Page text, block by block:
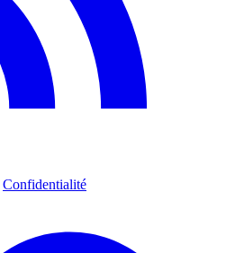
Confidentialité